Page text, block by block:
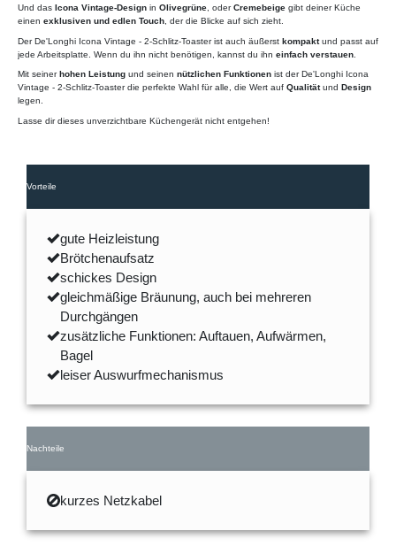
Und das Icona Vintage-Design in Olivegrüne, oderCremebeige gibt deiner Küche
einen exklusiven und edlen Touch, der die Blicke auf sich zieht.
Der De'Longhi Icona Vintage - 2-Schlitz-Toaster ist auch äußerst kompaktund passt auf
jede Arbeitsplatte. Wenn du ihn nicht benötigen, kannst du ihn einfach verstauen
Mit seiner hohen Leistung und seinen nützlichen Funktionen ist der De'Longhi Icona
Vintage - 2-Schlitz-Toaster die perfekte Wahl für alle, die Wert auf Qualitätund
Design
legen.
Lasse dir dieses unverzichtbare Küchengerät nicht entgehen!
Vorteile
gute Heizleistung
Brötchenaufsatz
schickes Design
gleichmäßige Bräunung, auch bei mehreren
Durchgängen
zusätzliche Funktionen: Auftauen, Aufwärmen,
Bagel
leiser Auswurfmechanismus
Nachteile
kurzes Netzkabel